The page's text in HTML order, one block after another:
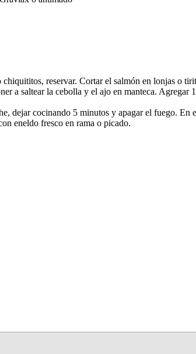
reservar. Cortar el salmón en lonjas o
a saltear la cebolla y el ajo en manteca.
dejar cocinando 5 minutos y apagar el fuego. En
eneldo fresco en rama o picado.